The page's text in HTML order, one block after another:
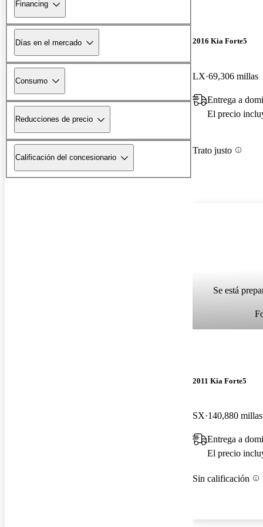
Financing
Días en el mercado
Consumo
Reducciones de precio
Calificación del concesionario
2016 Kia Forte5
LX 69,306 millas
Entrega a
El precio
Trato justo
Se está
2011 Kia Forte5
SX 140,880 millas
Entrega a
El precio
Sin calificación